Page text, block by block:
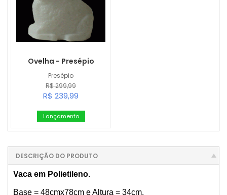
Presépio
Ovelha - Presépio
R$ 299,99
R$ 239,99
Lançamento
DESCRIÇÃO DO PRODUTO
Vaca em Polietileno.
Base = 48cmx78cm e Altura = 34cm.